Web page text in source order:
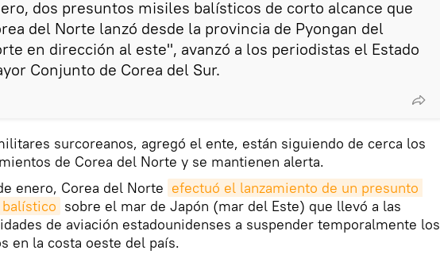
dos presuntos misiles balísticos de corto alcance que
del Norte lanzó desde la provincia de Pyongan del
en dirección al este", avanzó a los periodistas el Estado
Conjunto de Corea del Sur.
surcoreanos, agregó el ente, están siguiendo de cerca los
de Corea del Norte y se mantienen alerta.
enero, Corea del Norte efectuó el lanzamiento de un presunto
sobre el mar de Japón (mar del Este) que llevó a las
de aviación estadounidenses a suspender temporalmente los
en la costa oeste del país.